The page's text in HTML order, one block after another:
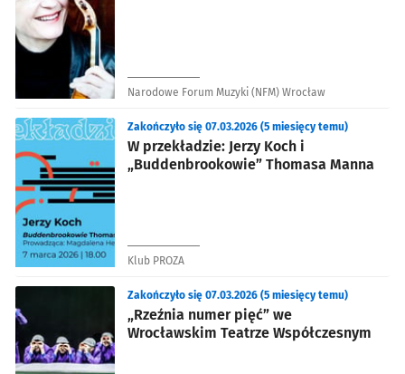
Narodowe Forum Muzyki (NFM) Wrocław
W przekładzie: Jerzy Koch i
„Buddenbrookowie” Thomasa Manna
Zakończyło się 07.03.2026 (5 miesięcy temu)
Klub PROZA
„Rzeźnia numer pięć” we
Wrocławskim Teatrze Współczesnym
Zakończyło się 07.03.2026 (5 miesięcy temu)